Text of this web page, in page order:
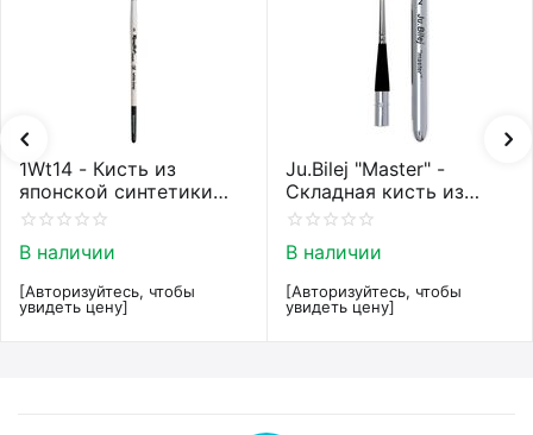
1Wt14 - Кисть из
японской синтетики
Roubloff restyle White
В наличии
[Авторизуйтесь, чтобы
увидеть цену]
Ju.Bilej "Master" -
Складная кисть из
колонка от Юлии Билей
В наличии
[Авторизуйтесь, чтобы
увидеть цену]